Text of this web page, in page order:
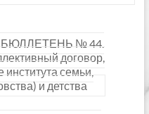
№ 44.
договор,
семьи,
и детства